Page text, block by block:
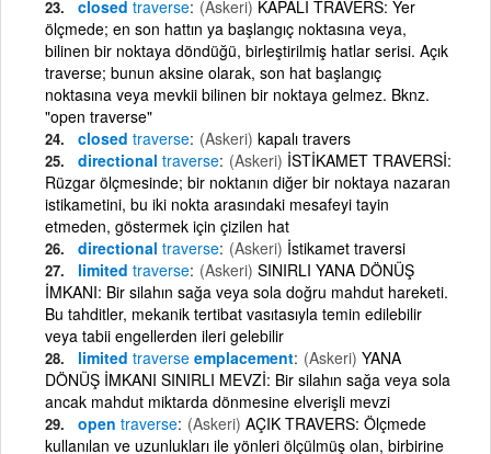
closed traverse (Askeri) KAPALI TRAVERS: Yer
ölçmede; en son hattın ya başlangıç noktasına veya,
bilinen bir noktaya döndüğü, birleştirilmiş hatlar serisi. Açık
traverse; bunun aksine olarak, son hat başlangıç
noktasına veya mevkii bilinen bir noktaya gelmez. Bknz.
"open traverse"
closed traverse (Askeri) kapalı travers
directional traverse (Askeri) İSTİKAMET TRAVERSİ:
Rüzgar ölçmesinde; bir noktanın diğer bir noktaya nazaran
istikametini, bu iki nokta arasındaki mesafeyi tayin
etmeden, göstermek için çizilen hat
directional traverse (Askeri) İstikamet traversi
limited traverse (Askeri) SINIRLI YANA DÖNÜŞ
İMKANI: Bir silahın sağa veya sola doğru mahdut hareketi.
Bu tahditler, mekanik tertibat vasıtasıyla temin edilebilir
veya tabii engellerden ileri gelebilir
limited traverse emplacement (Askeri) YANA
DÖNÜŞ İMKANI SINIRLI MEVZİ: Bir silahın sağa veya sola
ancak mahdut miktarda dönmesine elverişli mevzi
open traverse (Askeri) AÇIK TRAVERS: Ölçmede
kullanılan ve uzunlukları ile yönleri ölçülmüş olan, birbirine